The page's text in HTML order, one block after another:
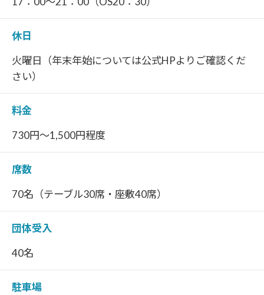
休日
火曜日（年末年始については公式HPよりご確認くだ
さい）
料金
730円～1,500円程度
席数
70名（テーブル30席・座敷40席）
団体受入
40名
駐車場